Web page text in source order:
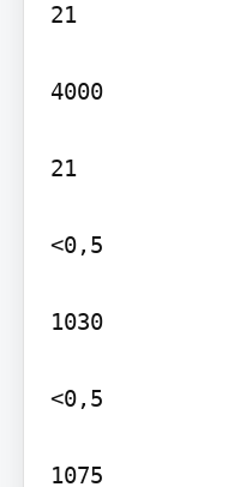
21
4000
21
<0,5
1030
<0,5
1075